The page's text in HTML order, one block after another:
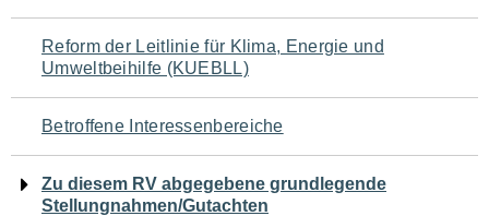
Navigation
für
den
Seiteninhalt
Reform der Leitlinie für Klima, Energie und
Umweltbeihilfe (KUEBLL)
Betroffene Interessenbereiche
Zu diesem RV abgegebene grundlegende
Stellungnahmen/Gutachten